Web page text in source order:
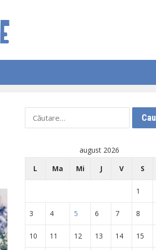
Caută
după:
august 2026
L
Ma Mi J V S
1
3 4 5 6 7 8
10 11 12 13 14 15